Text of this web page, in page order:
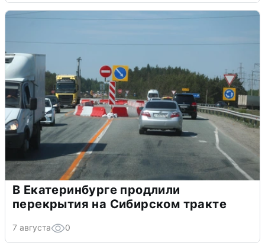
В Екатеринбурге продлили
перекрытия на Сибирском тракте
7 августа 0